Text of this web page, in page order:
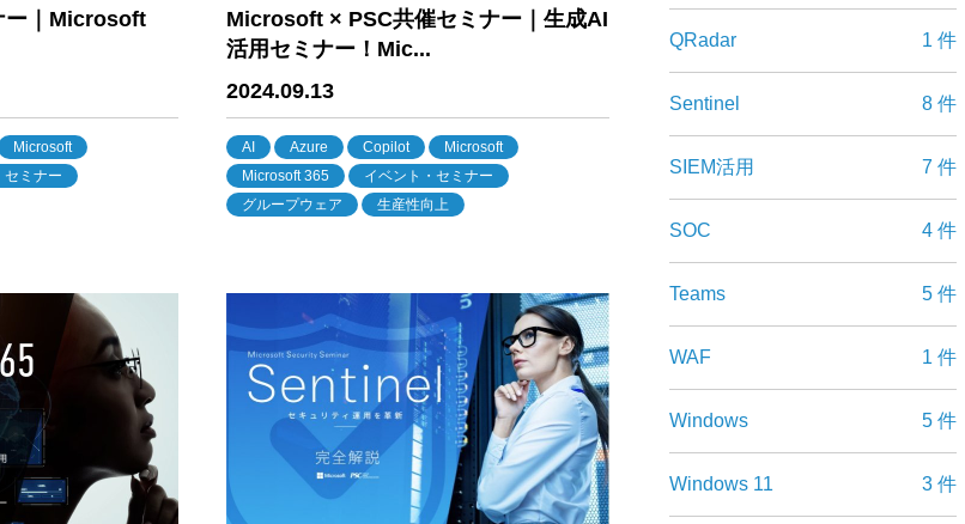
ー｜Microsoft
Microsoft
セミナー
Microsoft × PSC共催セミナー｜生成AI
活用セミナー！Mic...
2024.09.13
AI Azure Copilot
Microsoft
Microsoft 365
イベント・セミナー
グループウェア
生産性向上
QRadar 1 件
Sentinel 8 件
SIEM活用 7 件
SOC 4 件
Teams 5 件
WAF 1 件
Windows 5 件
Windows 11 3 件